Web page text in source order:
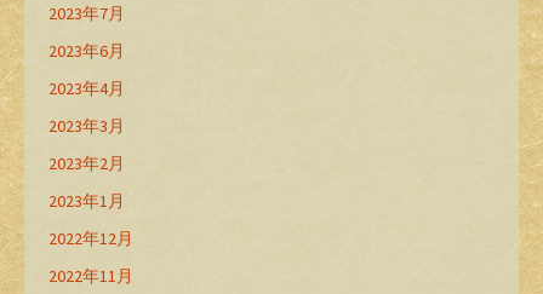
2023年7月
2023年6月
2023年4月
2023年3月
2023年2月
2023年1月
2022年12月
2022年11月